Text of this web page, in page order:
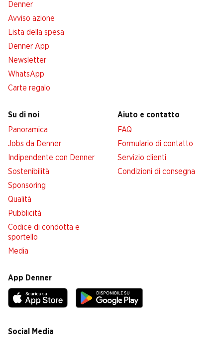
Denner
Avviso azione
Lista della spesa
Denner App
Newsletter
WhatsApp
Carte regalo
Su di noi
Panoramica
Jobs da Denner
Indipendente con Denner
Sostenibilità
Sponsoring
Qualità
Pubblicità
Codice di condotta e
sportello
Media
Aiuto e contatto
FAQ
Formulario di contatto
Servizio clienti
Condizioni di consegna
App Denner
Social Media